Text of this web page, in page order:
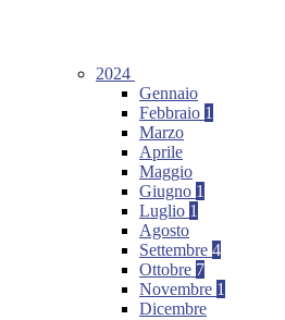
2024
Gennaio
Febbraio 1
Marzo
Aprile
Maggio
Giugno 1
Luglio 1
Agosto
Settembre 4
Ottobre 7
Novembre 1
Dicembre